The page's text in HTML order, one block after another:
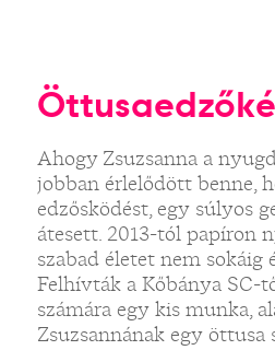
Ahogy Zsuzsanna a
jobban érlelődött benne,
edzősködést, egy súlyos
átesett. 2013-tól papíron
szabad életet nem sokáig
Felhívták a Kőbánya SC-
számára egy kis munka,
Zsuzsannának egy öttusa